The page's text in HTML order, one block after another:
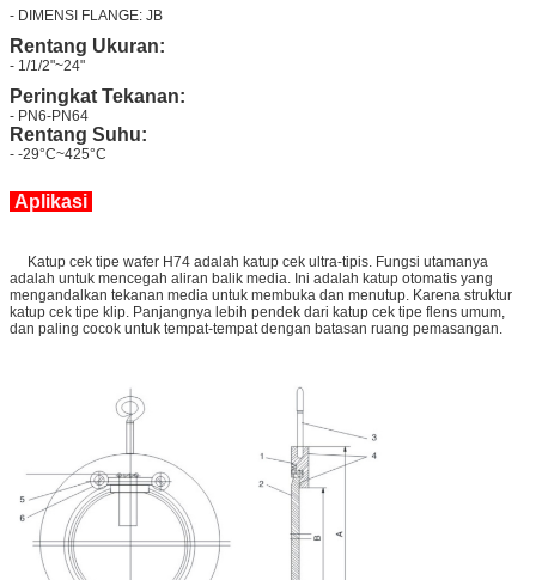
- DIMENSI FLANGE: JB
Rentang Ukuran:
- 1/1/2"~24"
Peringkat Tekanan:
- PN6-PN64
Rentang Suhu:
- -29°C~425°C
Aplikasi
Katup cek tipe wafer H74 adalah katup cek ultra-tipis. Fungsi utamanya
adalah untuk mencegah aliran balik media. Ini adalah katup otomatis yang
mengandalkan tekanan media untuk membuka dan menutup. Karena struktur
katup cek tipe klip. Panjangnya lebih pendek dari katup cek tipe flens umum,
dan paling cocok untuk tempat-tempat dengan batasan ruang pemasangan.